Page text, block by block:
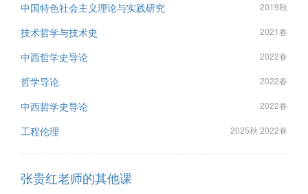
中国特色社会主义理论与实践研究 2019秋
技术哲学与技术史 2021春
中西哲学史导论 2022春
哲学导论 2022春
中西哲学史导论 2022春
工程伦理 2025秋 2022春
张贵红老师的其他课